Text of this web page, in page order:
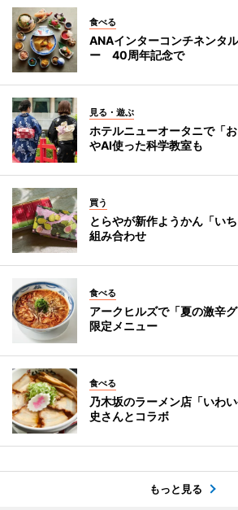
食べる
ANAインターコンチネンタ
ー 40周年記念で
見る・遊ぶ
ホテルニューオータニで「
やAI使った科学教室も
買う
とらやが新作ようかん「い
組み合わせ
食べる
アークヒルズで「夏の激辛
限定メニュー
食べる
乃木坂のラーメン店「いわ
史さんとコラボ
もっと見る